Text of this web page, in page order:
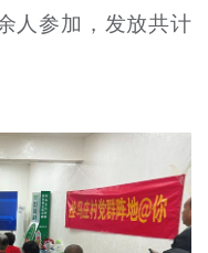
人参加，发放共计